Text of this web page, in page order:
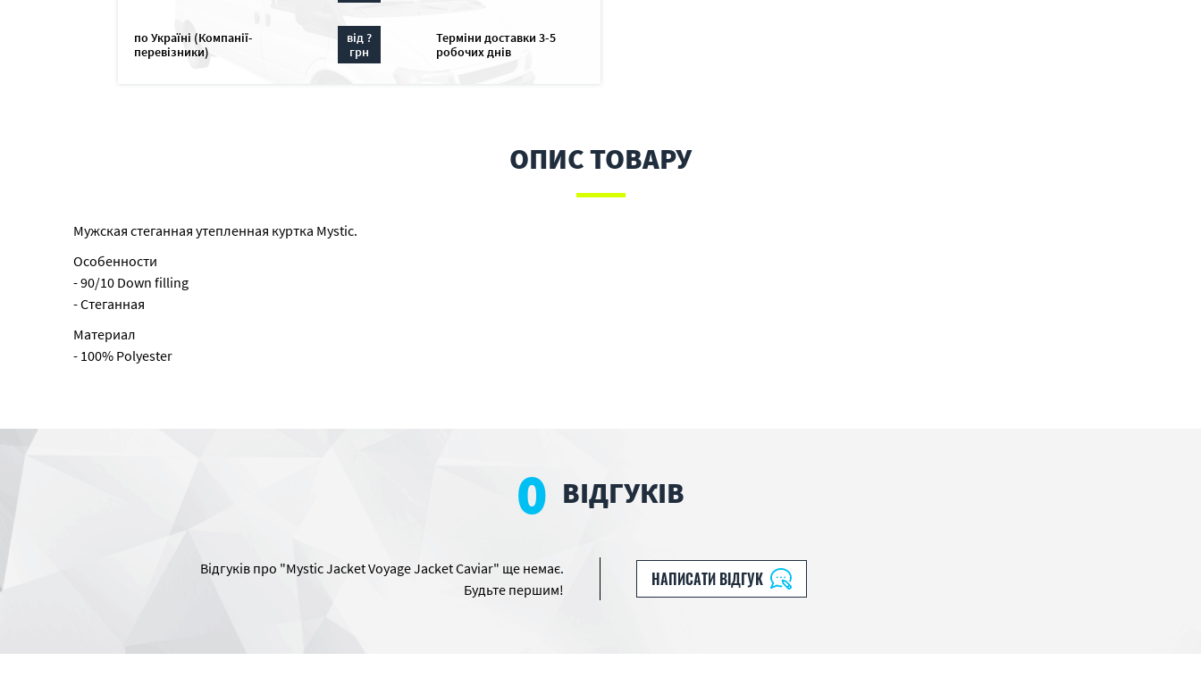
по Україні (Компанії-
перевізники)
від ?
грн
Терміни доставки 3-5
робочих днів
ОПИС ТОВАРУ
Мужская стеганная утепленная куртка Mystic.
Особенности
- 90/10 Down filling
- Стеганная
Материал
- 100% Polyester
0 ВІДГУКІВ
Відгуків про "Mystic Jacket Voyage Jacket Caviar" ще немає.
Будьте першим!
НАПИСАТИ ВІДГУК